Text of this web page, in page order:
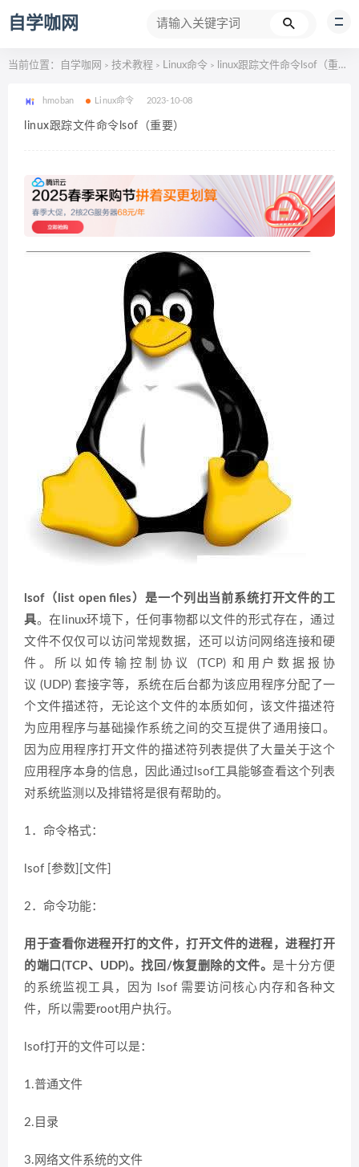
自学咖网
当前位置： 自学咖网 > 技术教程 > Linux命令 > linux跟踪文件命令lsof（重要）
hmoban Linux命令 2023-10-08
linux跟踪文件命令lsof（重要）
lsof（list open files）是一个列出当前系统打开文件的工
具。在linux环境下，任何事物都以文件的形式存在，通过
文件不仅仅可以访问常规数据，还可以访问网络连接和硬
件。所以如传输控制协议 (TCP) 和用户数据报协
议 (UDP) 套接字等，系统在后台都为该应用程序分配了一
个文件描述符，无论这个文件的本质如何，该文件描述符
为应用程序与基础操作系统之间的交互提供了通用接口。
因为应用程序打开文件的描述符列表提供了大量关于这个
应用程序本身的信息，因此通过lsof工具能够查看这个列表
对系统监测以及排错将是很有帮助的。
1．命令格式：
lsof [参数][文件]
2．命令功能：
用于查看你进程开打的文件，打开文件的进程，进程打开
的端口(TCP、UDP)。找回/恢复删除的文件。 是十分方便
的系统监视工具，因为 lsof 需要访问核心内存和各种文
件，所以需要root用户执行。
lsof打开的文件可以是：
1.普通文件
2.目录
3.网络文件系统的文件